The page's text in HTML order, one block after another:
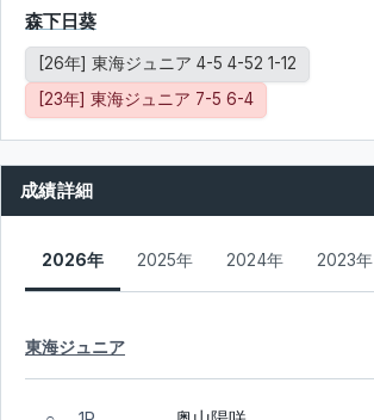
森下日葵
[26年] 東海ジュニア 4-5 4-52 1-12
[23年] 東海ジュニア 7-5 6-4
成績詳細
2026年 2025年 2024年 2023年
東海ジュニア